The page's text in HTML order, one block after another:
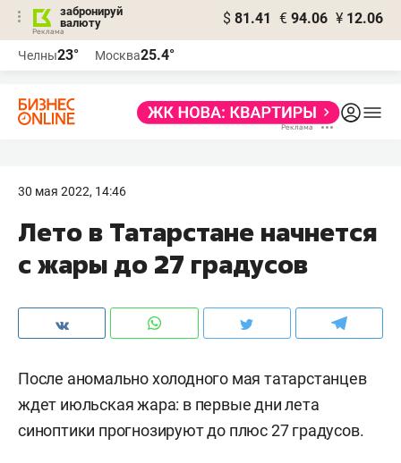
забронируй
валюту
$ 81.41 € 94.06 ¥ 12.06
Челны23° Москва25.4°
30 мая 2022, 14:46
Лето в Татарстане начнется
с жары до 27 градусов
После аномально холодного мая татарстанцев
ждет июльская жара: в первые дни лета
синоптики прогнозируют до плюс 27 градусов.